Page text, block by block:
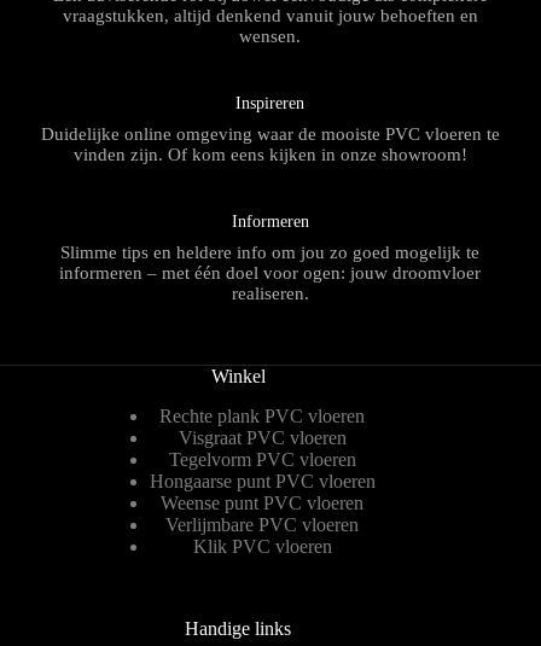
vraagstukken, altijd denkend vanuit jouw behoeften en
wensen.
Inspireren
Duidelijke online omgeving waar de mooiste PVC vloeren te
vinden zijn. Of kom eens kijken in onze showroom!
Informeren
Slimme tips en heldere info om jou zo goed mogelijk te
informeren – met één doel voor ogen: jouw droomvloer
realiseren.
Winkel
Rechte plank PVC vloeren
Visgraat PVC vloeren
Tegelvorm PVC vloeren
Hongaarse punt PVC vloeren
Weense punt PVC vloeren
Verlijmbare PVC vloeren
Klik PVC vloeren
Handige links